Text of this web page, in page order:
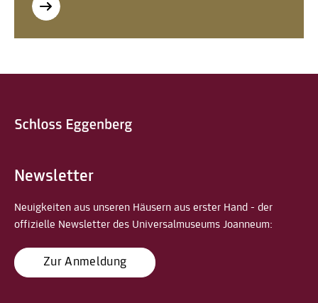
Newsletter
Neuigkeiten aus unseren Häusern aus erster Hand - der
offizielle Newsletter des Universalmuseums Joanneum:
Zur Anmeldung